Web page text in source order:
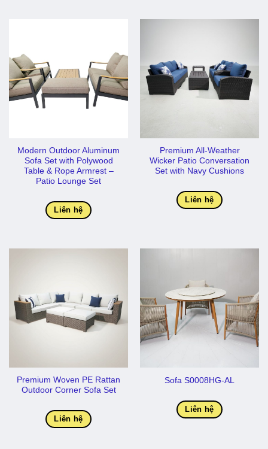
Modern Outdoor Aluminum
Sofa Set with Polywood
Table & Rope Armrest –
Patio Lounge Set
Liên hệ
Premium All-Weather
Wicker Patio Conversation
Set with Navy Cushions
Liên hệ
Premium Woven PE Rattan
Outdoor Corner Sofa Set
Liên hệ
Sofa S0008HG-AL
Liên hệ